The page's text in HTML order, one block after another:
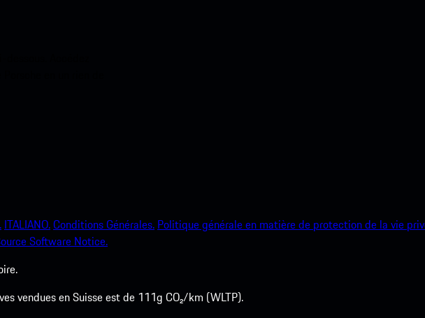
ITALIANO.Conditions Générales. Politique générale en matière de protection de la vie
Software Notice.
vendues en Suisse est de 111g CO₂/km (WLTP).